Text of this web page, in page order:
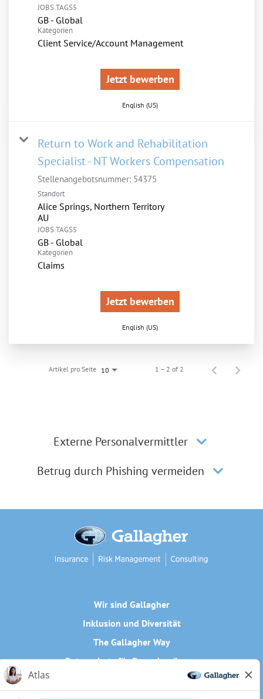
JOBS.TAGS5
GB - Global
Kategorien
Client Service/Account Management
Jetzt bewerben
English (US)
Return to Work and Rehabilitation
Specialist - NT Workers Compensation
Stellenangebotsnummer: 54375
Standort
Alice Springs, Northern Territory
JOBS.TAGS5
GB - Global
Kategorien
Claims
Jetzt bewerben
English (US)
Artikel pro Seite 10 1 – 2 of 2
Externe Personalvermittler
Betrug durch Phishing vermeiden
Wir sind Gallagher
Inklusion und Diversität
The Gallagher Way
Datenschutz für Bewerber/innen